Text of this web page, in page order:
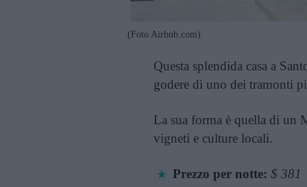
(Foto Airbnb.com)
Questa splendida casa a
godere di uno dei tramonti
La sua forma è quella di un
vigneti e culture locali.
Prezzo per notte: $ 381